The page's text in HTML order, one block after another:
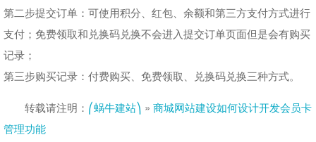
第二步提交订单：可使用积分、红包、余额和第三方支付方式进行
支付；免费领取和兑换码兑换不会进入提交订单页面但是会有购买
记录；
第三步购买记录：付费购买、免费领取、兑换码兑换三种方式。
转载请注明： ⎛蜗牛建站⎞ » 商城网站建设如何设计开发会员卡
管理功能